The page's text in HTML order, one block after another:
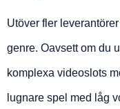
Utöver fler
genre. Oavsett om du
komplexa videoslots
lugnare spel med låg